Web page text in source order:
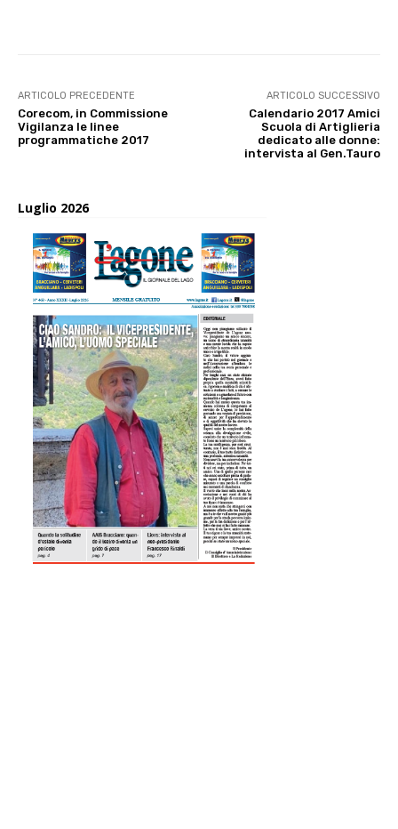
ARTICOLO PRECEDENTE
Corecom, in Commissione
Vigilanza le linee
programmatiche 2017
ARTICOLO SUCCESSIVO
Calendario 2017 Amici
Scuola di Artiglieria
dedicato alle donne:
intervista al Gen.Tauro
Luglio 2026